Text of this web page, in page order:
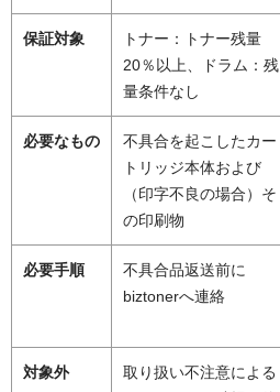
保証対象
トナー：トナー残量
20％以上、ドラム：残
量条件なし
必要なもの
不具合を起こしたカー
トリッジ本体および
（印字不良の場合）そ
の印刷物
必要手順
不具合品返送前に
biztonerへ連絡
対象外
取り扱い不注意による